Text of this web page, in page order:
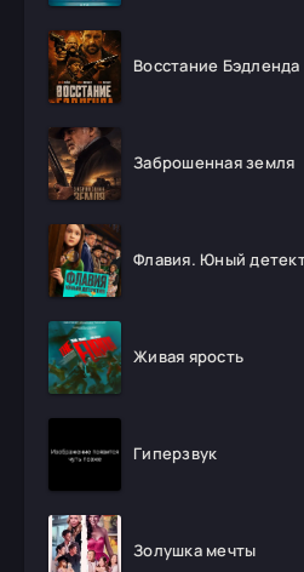
Восстание Бэдленда
Заброшенная земля
Флавия. Юный
Живая ярость
Гиперзвук
Золушка мечты